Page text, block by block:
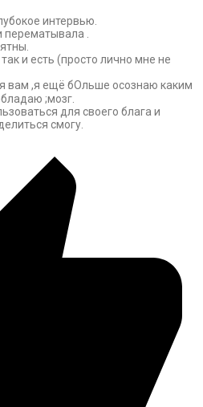
интервью.
.
и есть (просто лично мне не
вам ,я ещё бОльше осознаю каким
;мозг.
для своего блага и
смогу.